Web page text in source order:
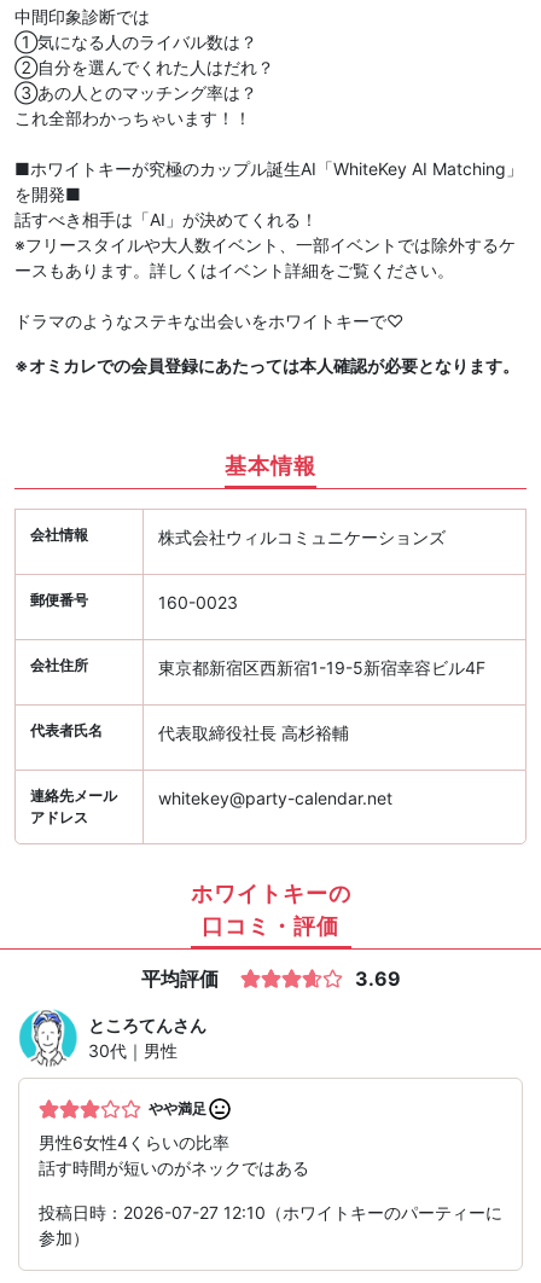
中間印象診断では
①気になる人のライバル数は？
②自分を選んでくれた人はだれ？
③あの人とのマッチング率は？
これ全部わかっちゃいます！！
■ホワイトキーが究極のカップル誕生AI「WhiteKey AI Matching」
を開発■
話すべき相手は「AI」が決めてくれる！
※フリースタイルや大人数イベント、一部イベントでは除外するケ
ースもあります。詳しくはイベント詳細をご覧ください。
ドラマのようなステキな出会いをホワイトキーで♡
※オミカレでの会員登録にあたっては本人確認が必要となります。
基本情報
会社情報 株式会社ウィルコミュニケーションズ
郵便番号 160-0023
会社住所 東京都新宿区西新宿1-19-5新宿幸容ビル4F
代表者氏名 代表取締役社長 高杉裕輔
連絡先メール
アドレス
whitekey@party-calendar.net
ホワイトキーの
口コミ・評価
平均評価 3.69
ところてんさん
30代｜男性
やや満足
男性6女性4くらいの比率
話す時間が短いのがネックではある
投稿日時：2026-07-27 12:10（ホワイトキーのパーティーに
参加）